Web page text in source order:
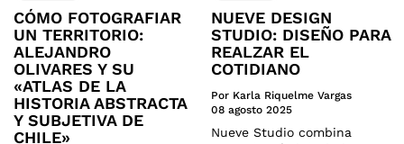
CÓMO FOTOGRAFIAR
UN TERRITORIO:
ALEJANDRO
OLIVARES Y SU
«ATLAS DE LA
HISTORIA ABSTRACTA
Y SUBJETIVA DE
CHILE»
NUEVE DESIGN
STUDIO: DISEÑO PARA
REALZAR EL
COTIDIANO
Por Karla Riquelme Vargas
08 agosto 2025
Nueve Studio combina